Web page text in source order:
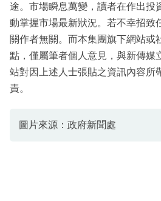
途。市場瞬息萬變，讀者在作出投
動掌握市場最新狀況。若不幸招致
關作者無關。而本集團旗下網站或
點，僅屬筆者個人意見，與新傳媒
站對因上述人士張貼之資訊內容所
責。
圖片來源：政府新聞處